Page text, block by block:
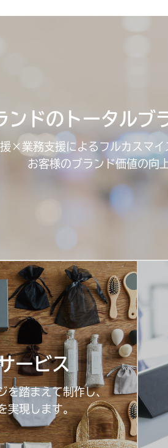
ンドの トータルブ
×業務支援によるフルカスマイ
お客様のブランド価値の向
ービス
を踏まえて制作し、
実現します。